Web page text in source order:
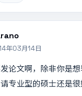
年03月14日
论文啊，除非你是
专业型的硕士还是